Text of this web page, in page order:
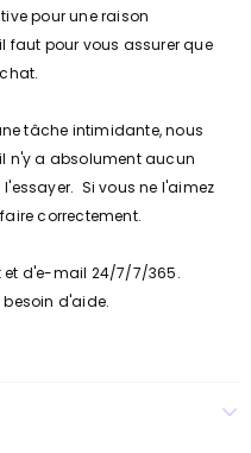
pour une raison
faut pour vous assurer que
tâche intimidante, nous
n'y a absolument aucun
Si vous ne l'aimez
correctement.
et d'e-mail 24/7/7/365.
d'aide.